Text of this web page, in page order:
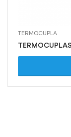
TERMOCUPLA